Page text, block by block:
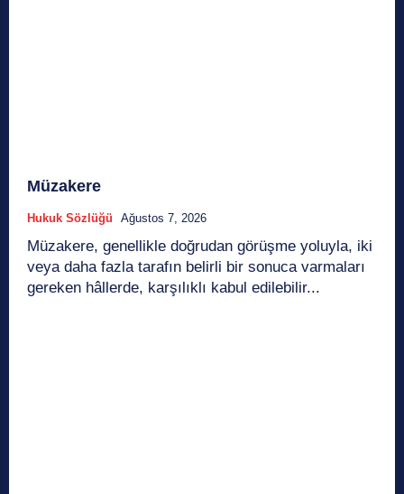
Müzakere
Hukuk Sözlüğü Ağustos 7, 2026
Müzakere, genellikle doğrudan görüşme yoluyla, iki
veya daha fazla tarafın belirli bir sonuca varmaları
gereken hâllerde, karşılıklı kabul edilebilir...